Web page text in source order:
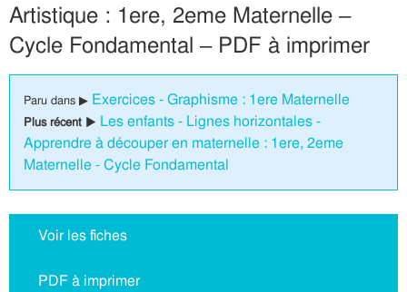
Artistique : 1ere, 2eme Maternelle –
Cycle Fondamental – PDF à imprimer
Paru dans ▶ Exercices - Graphisme : 1ere Maternelle
Plus récent ▶ Les enfants - Lignes horizontales -
Apprendre à découper en maternelle : 1ere, 2eme
Maternelle - Cycle Fondamental
Voir les fiches
PDF à imprimer